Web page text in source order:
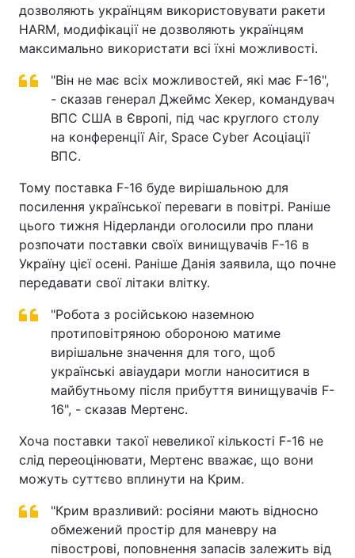
дозволяють українцям використовувати ракети
HARM, модифікації не дозволяють українцям
максимально використати всі їхні можливості.
"Він не має всіх можливостей, які має F-16",
- сказав генерал Джеймс Хекер, командувач
ВПС США в Європі, під час круглого столу
на конференції Air, Space Cyber ​​Асоціації
ВПС.
Тому поставка F-16 буде вирішальною для
посилення української переваги в повітрі. Раніше
цього тижня Нідерланди оголосили про плани
розпочати поставки своїх винищувачів F-16 в
Україну цієї осені. Раніше Данія заявила, що почне
передавати свої літаки влітку.
"Робота з російською наземною
протиповітряною обороною матиме
вирішальне значення для того, щоб
українські авіаудари могли наноситися в
майбутньому після прибуття винищувачів F-
16", - сказав Мертенс.
Хоча поставки такої невеликої кількості F-16 не
слід переоцінювати, Мертенс вважає, що вони
можуть суттєво вплинути на Крим.
"Крим вразливий: росіяни мають відносно
обмежений простір для маневру на
півострові, поповнення запасів залежить від